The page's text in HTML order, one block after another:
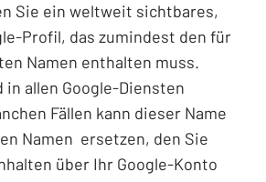
Sie ein weltweit sichtbares,
Profil, das zumindest den für
Namen enthalten muss.
in allen Google-Diensten
Fällen kann dieser Name
Namen ersetzen, den Sie
über Ihr Google-Konto